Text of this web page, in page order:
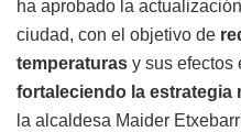
ha aprobado la
ciudad, con el objetivo de
temperaturas y sus efectos
fortaleciendo la estrategia
la alcaldesa Maider